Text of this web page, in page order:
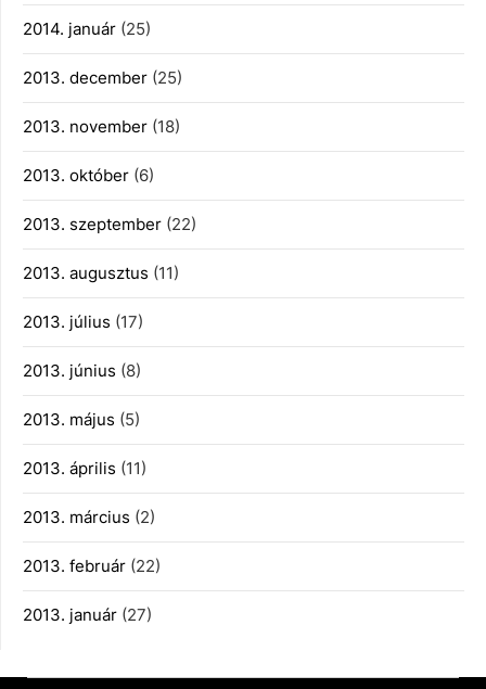
2014. január (25)
2013. december (25)
2013. november (18)
2013. október (6)
2013. szeptember (22)
2013. augusztus (11)
2013. július (17)
2013. június (8)
2013. május (5)
2013. április (11)
2013. március (2)
2013. február (22)
2013. január (27)